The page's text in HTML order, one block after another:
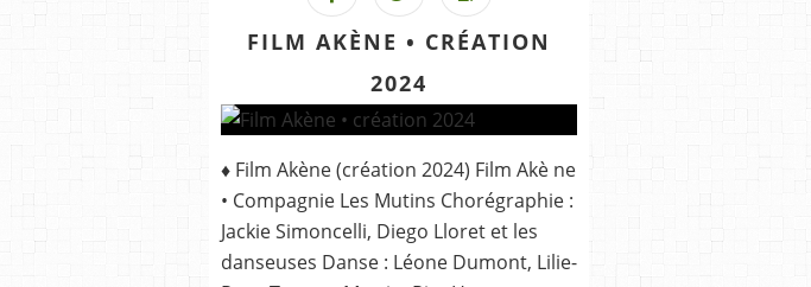
FILM AKÈNE • CRÉATION
2024
♦ Film Akène (création 2024) Film Akè ne
• Compagnie Les Mutins Chorégraphie :
Jackie Simoncelli, Diego Lloret et les
danseuses Danse : Léone Dumont, Lilie-